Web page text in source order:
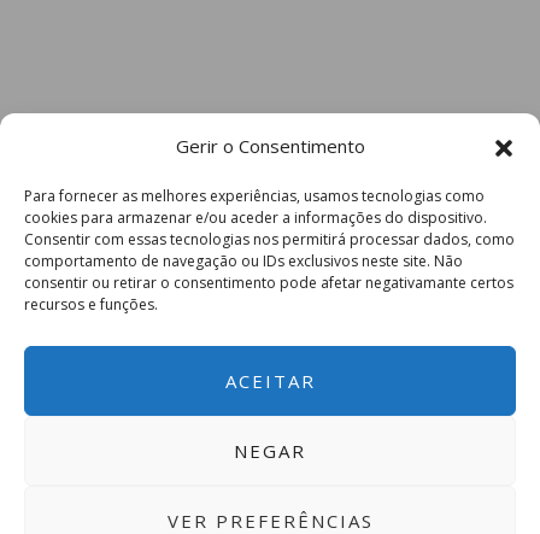
Gerir o Consentimento
Para fornecer as melhores experiências, usamos tecnologias como
cookies para armazenar e/ou aceder a informações do dispositivo.
Consentir com essas tecnologias nos permitirá processar dados, como
comportamento de navegação ou IDs exclusivos neste site. Não
consentir ou retirar o consentimento pode afetar negativamante certos
recursos e funções.
ACEITAR
NEGAR
VER PREFERÊNCIAS